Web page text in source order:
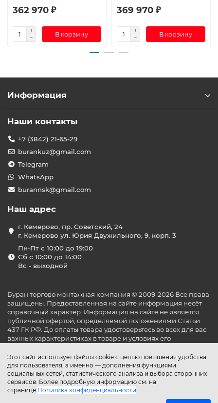
362 970 ₽
В корзину
369 970 ₽
В корзину
Этот сайт использует файлы cookie с целью повышения удобства
для пользователя, а именно — дополнения функциями
социальных сетей, статистического анализа и выбора сторонних
сервисов. Более подробную информацию см. на
странице Политика конфиденциальности.
Информация
Наши контакты
+7 (3842) 21-65-29
burankuz@gmail.com
Telegram
WhatsApp
burannsk@gmail.com
Наш адрес
г. Кемерово, пр. Советский, 24
г. Кемерово ул. Юрия Двужильного, 9, корп. 3
Пн-Пт с 10:00 до 19:00
Сб с 10:00 до 14:00
Вс - выходной
Буран торгово монтажная компания © 2009-2026 Все права
защищены. Предоставленная на сайте информация несёт
справочный характер. Информация на сайте не является
публичной офертой, определяемой положениями Статьи
437 ГК РФ. До оплаты товара удостоверьтесь во всех для вас
важных характеристиках в товаре и условиях его